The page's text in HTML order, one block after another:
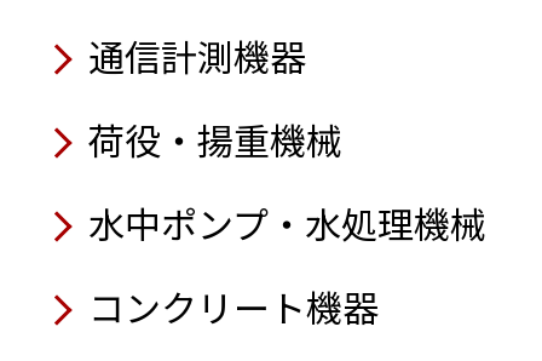
通信計測機器
荷役・揚重機械
水中ポンプ・水処理機械
コンクリート機器